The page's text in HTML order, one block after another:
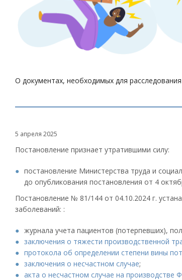
О документах, необходимых для
5 апреля 2025
Постановление признает утратившими силу:
постановление Министерства труда и
до опубликования постановления от 4
Постановление № 81/144 от 04.10.2024 г.
заболеваний: :
журнала учета пациентов (потерпевших),
заключения о тяжести производственной
протокола об определении степени вины
заключения о несчастном случае;
акта о несчастном случае на производстве